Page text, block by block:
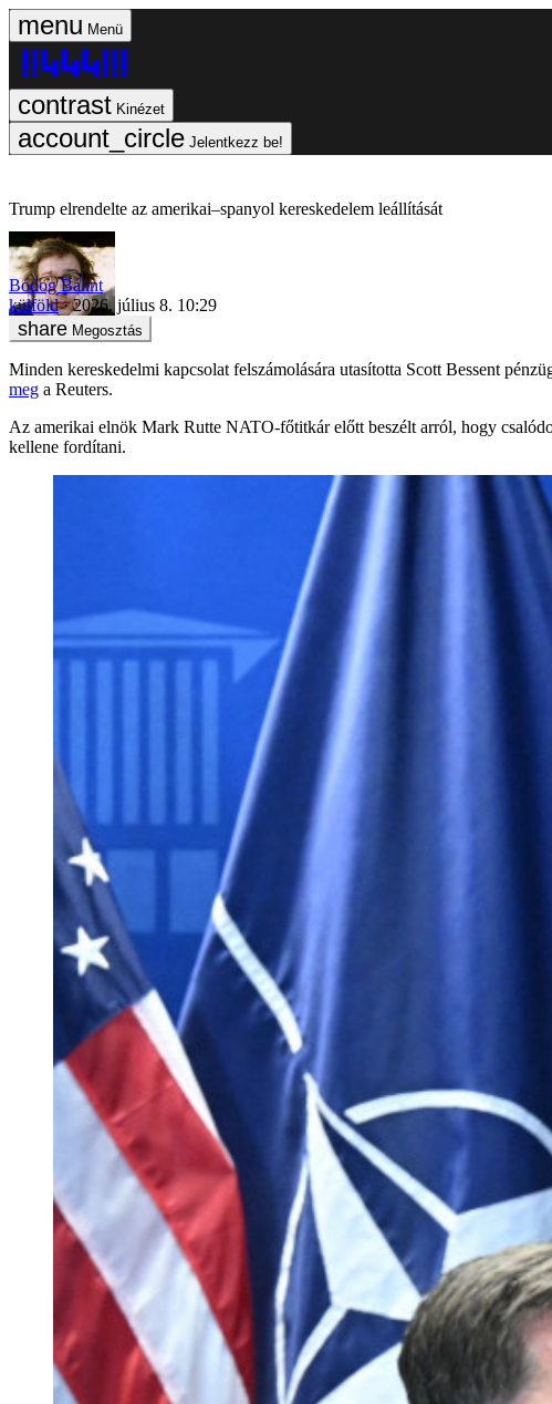
Menü
Kinézet
Jelentkezz be!
Trump elrendelte az amerikai–spanyol kereskedelem leállítását
Bódog Bálint
külföld
2026. július 8. 10:29
Megosztás
Minden kereskedelmi kapcsolat felszámolására utasította Scott Bessent
meg a Reuters.
Az amerikai elnök Mark Rutte NATO-főtitkár előtt beszélt arról, hogy
kellene fordítani.